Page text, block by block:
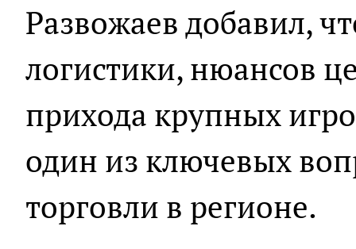
Развожаев добавил,
логистики, нюансов
прихода крупных
один из ключевых
торговли в регионе.